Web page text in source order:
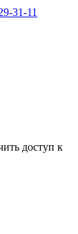
31-11
доступ к